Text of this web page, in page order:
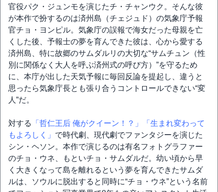
官役パク・ジュンモを演じたチ・チャンウク。そんな彼
が本作で扮するのは済州島（チェジュド）の気象庁予報
官チョ・ヨンピル。気象庁の誤報で海女だった母親を亡
くした後、予報士の夢を育んできた彼は、心から愛する
済州島、特に故郷のサムダルリの大切な“サムチュン（性
別に関係なく大人を呼ぶ済州式の呼び方）”を守るため
に、本庁が出した天気予報に毎回反論を提起し、違うと
思ったら気象庁長とも張り合うコントロールできない“変
人”だ。
対する 「哲仁王后 俺がクイーン！？」
「生まれ変わって
もよろしく」 で時代劇、現代劇でファンタジーを演じた
シン・ヘソン。本作で演じるのは有名フォトグラファー
のチョ・ウネ、もといチョ・サムダルだ。幼い頃から早
く大きくなって島を離れるという夢を育んできたサムダ
ルは、ソウルに脱出すると同時に“チョ・ウネ”という名前